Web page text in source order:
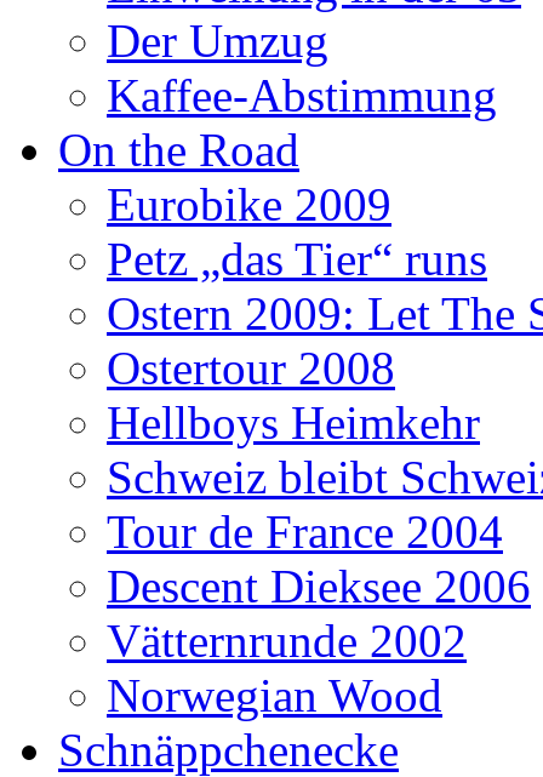
Der Umzug
Kaffee-Abstimmung
On the Road
Eurobike 2009
Petz „das Tier“ runs
Ostern 2009: Let The
Ostertour 2008
Hellboys Heimkehr
Schweiz bleibt
Tour de France 2004
Descent Dieksee 2006
Vätternrunde 2002
Norwegian Wood
Schnäppchenecke